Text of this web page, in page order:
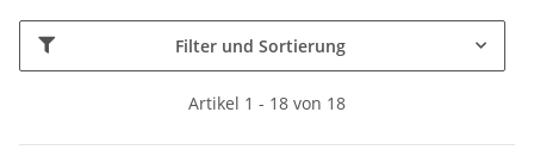
Filter und Sortierung
Artikel 1 - 18 von 18